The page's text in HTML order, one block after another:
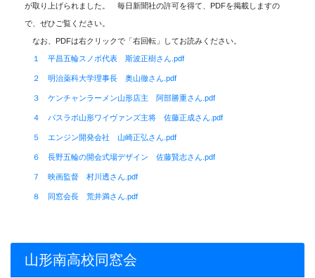
が取り上げられました。 毎日新聞社の許可を得て、PDFを掲載しますの
で、ぜひご覧ください。
なお、PDFは右クリックで「右回転」してお読みください。
１ 平昌五輪スノボ代表 斯波正樹さん.pdf
２ 明治薬科大学理事長 奥山徹さん.pdf
３ ケンチャンラーメン山形店主 阿部勝重さん.pdf
４ パスラボ山形ワイヴァンズ主将 佐藤正成さん.pdf
５ エンジン開発会社 山崎正弘さん.pdf
６ 長野五輪の開会式場デザイン 佐藤賢志さん.pdf
７ 映画監督 村川透さん.pdf
８ 同窓会長 荒井満さん.pdf
山形南高校同窓会